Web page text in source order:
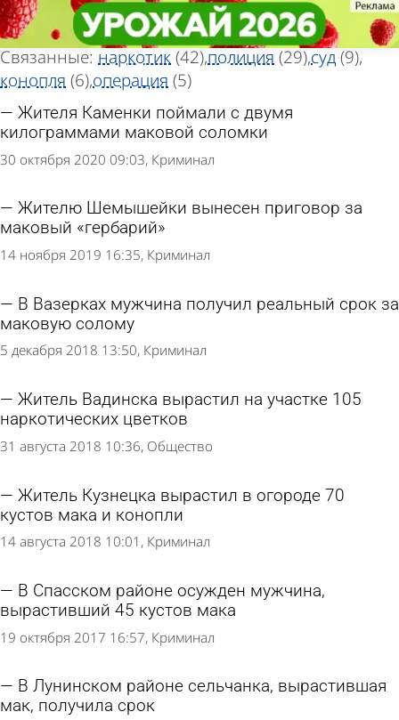
«МАК»
Тег новостей
Всего найдено 74 новости
Связанные: наркотик(42)полиция (29)суд(9)
конопля (6)операция (5)
Жителя Каменки поймали с двумя
килограммами маковой соломки
30 октября 2020 09:03 Криминал
Жителю Шемышейки вынесен приговор за
маковый «гербарий»
14 ноября 2019 16:35 Криминал
В Вазерках мужчина получил реальный срок за
маковую солому
5 декабря 2018 13:50 Криминал
Житель Вадинска вырастил на участке 105
наркотических цветков
31 августа 2018 10:36 Общество
Житель Кузнецка вырастил в огороде 70
кустов мака и конопли
14 августа 2018 10:01 Криминал
В Спасском районе осужден мужчина,
вырастивший 45 кустов мака
19 октября 2017 16:57 Криминал
В Лунинском районе сельчанка, вырастившая
мак, получила срок
«МАК»
Тег новостей